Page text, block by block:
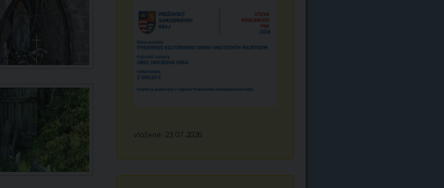
vložené: 23.07.2026